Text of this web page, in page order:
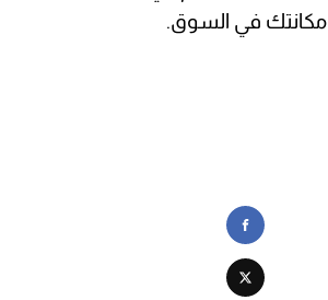
مكانتك في السوق.